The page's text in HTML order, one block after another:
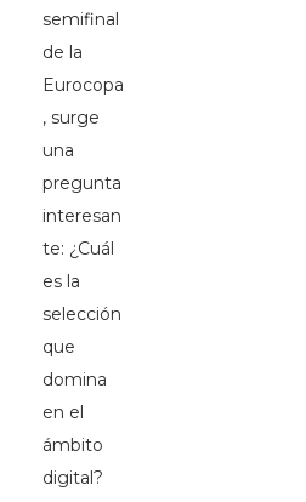
semifinal
de la
Eurocopa
, surge
una
pregunta
interesan
te: ¿Cuál
es la
selección
que
domina
en el
ámbito
digital?